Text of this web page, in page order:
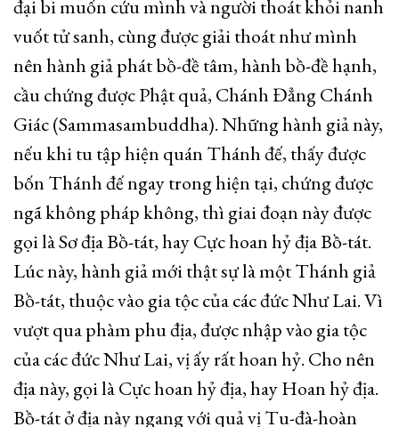
đại bi muốn cứu mình và người thoát khỏi nanh
vuốt tử sanh, cùng được giải thoát như mình
nên hành giả phát bồ-đề tâm, hành bồ-đề hạnh,
cầu chứng được Phật quả, Chánh Đẳng Chánh
Giác (Sammasambuddha). Những hành giả này,
nếu khi tu tập hiện quán Thánh đế, thấy được
bốn Thánh đế ngay trong hiện tại, chứng được
ngã không pháp không, thì giai đoạn này được
gọi là Sơ địa Bồ-tát, hay Cực hoan hỷ địa Bồ-tát.
Lúc này, hành giả mới thật sự là một Thánh giả
Bồ-tát, thuộc vào gia tộc của các đức Như Lai. Vì
vượt qua phàm phu địa, được nhập vào gia tộc
của các đức Như Lai, vị ấy rất hoan hỷ. Cho nên
địa này, gọi là Cực hoan hỷ địa, hay Hoan hỷ địa.
Bồ-tát ở địa này ngang với quả vị Tu-đà-hoàn